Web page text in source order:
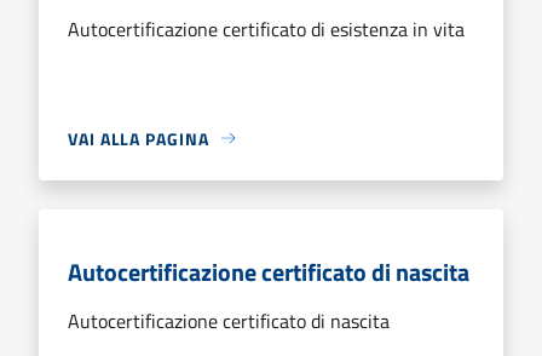
Autocertificazione certificato di esistenza in vita
VAI ALLA PAGINA
Autocertificazione certificato di nascita
Autocertificazione certificato di nascita